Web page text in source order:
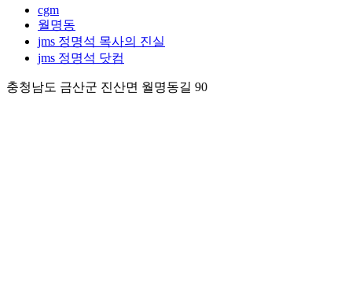
cgm
월명동
jms 정명석 목사의 진실
jms 정명석 닷컴
충청남도 금산군 진산면 월명동길 90